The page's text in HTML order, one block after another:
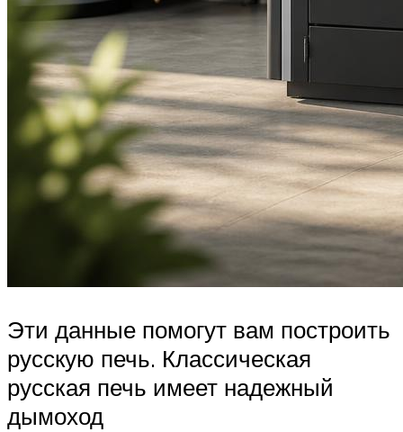
Эти данные помогут вам построить
русскую печь. Классическая
русская печь имеет надежный
дымоход